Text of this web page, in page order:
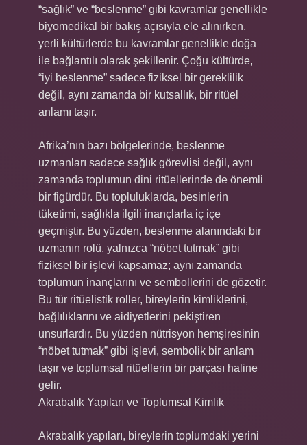
“sağlık” ve “beslenme” gibi kavramlar genellikle
biyomedikal bir bakış açısıyla ele alınırken,
yerli kültürlerde bu kavramlar genellikle doğa
ile bağlantılı olarak şekillenir. Çoğu kültürde,
“iyi beslenme” sadece fiziksel bir gereklilik
değil, aynı zamanda bir kutsallık, bir ritüel
anlamı taşır.
Afrika’nın bazı bölgelerinde, beslenme
uzmanları sadece sağlık görevlisi değil, aynı
zamanda toplumun dini ritüellerinde de önemli
bir figürdür. Bu topluluklarda, besinlerin
tüketimi, sağlıkla ilgili inançlarla iç içe
geçmiştir. Bu yüzden, beslenme alanındaki bir
uzmanın rolü, yalnızca “nöbet tutmak” gibi
fiziksel bir işlevi kapsamaz; aynı zamanda
toplumun inançlarını ve sembollerini de gözetir.
Bu tür ritüelistik roller, bireylerin kimliklerini,
bağlılıklarını ve aidiyetlerini pekiştiren
unsurlardır. Bu yüzden nütrisyon hemşiresinin
“nöbet tutmak” gibi işlevi, sembolik bir anlam
taşır ve toplumsal ritüellerin bir parçası haline
gelir.
Akrabalık Yapıları ve Toplumsal Kimlik
Akrabalık yapıları, bireylerin toplumdaki yerini